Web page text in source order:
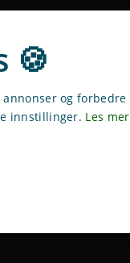
🍪
og forbedre
innstillinger. Les mer